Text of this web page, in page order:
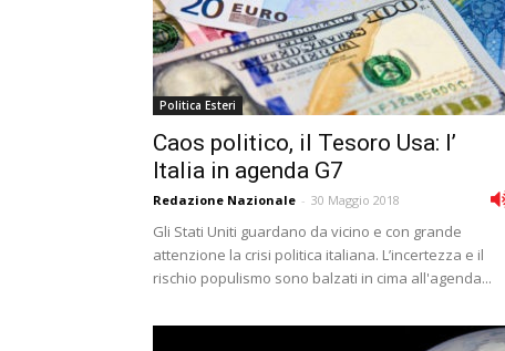
Politica Esteri
Caos politico, il Tesoro Usa: l’
Italia in agenda G7
Redazione Nazionale - 30 Maggio 2018
Gli Stati Uniti guardano da vicino e con grande
attenzione la crisi politica italiana. L’incertezza e il
rischio populismo sono balzati in cima all'agenda...